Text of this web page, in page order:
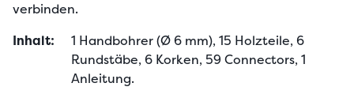
verbinden.
Inhalt:
1 Handbohrer (Ø 6 mm), 15 Holzteile, 6
Rundstäbe, 6 Korken, 59 Connectors, 1
Anleitung.